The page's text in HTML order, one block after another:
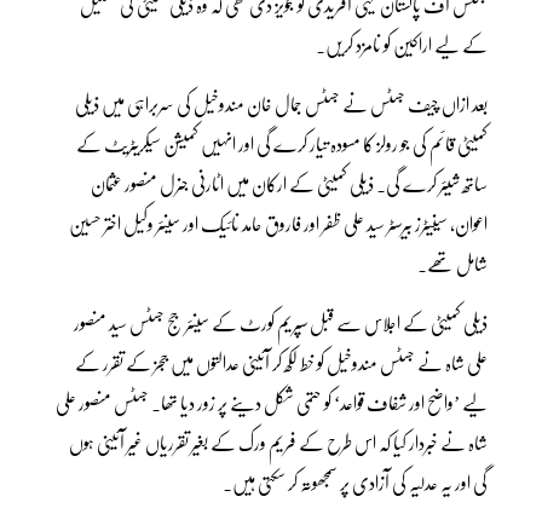
کے لیے اراکین کو نامزد کریں۔
بعد ازاں چیف جسٹس نے جسٹس جمال خان مندوخیل کی سربراہی میں ذیلی
کمیٹی قائم کی جو رولز کا مسودہ تیار کرے گی اور انہیں کمیشن سیکریٹریٹ کے
ساتھ شیئر کرے گی۔ ذیلی کمیٹی کے ارکان میں اٹارنی جنرل منصور عثمان
اعوان، سینیٹرز بیرسٹر سید علی ظفر اور فاروق حامد نائیک اور سینئر وکیل اختر حسین
شامل تھے۔
ذیلی کمیٹی کے اجلاس سے قبل سپریم کورٹ کے سینئر جج جسٹس سید منصور
علی شاہ نے جسٹس مندوخیل کو خط لکھ کر آئینی عدالتوں میں ججز کے تقرر کے
لیے ’واضح اور شفاف قواعد‘ کو حتمی شکل دینے پر زور دیا تھا۔ جسٹس منصور علی
شاہ نے خبردار کیا کہ اس طرح کے فریم ورک کے بغیر تقرریاں غیر آئینی ہوں
گی اور یہ عدلیہ کی آزادی پر سمجھوتہ کر سکتی ہیں۔